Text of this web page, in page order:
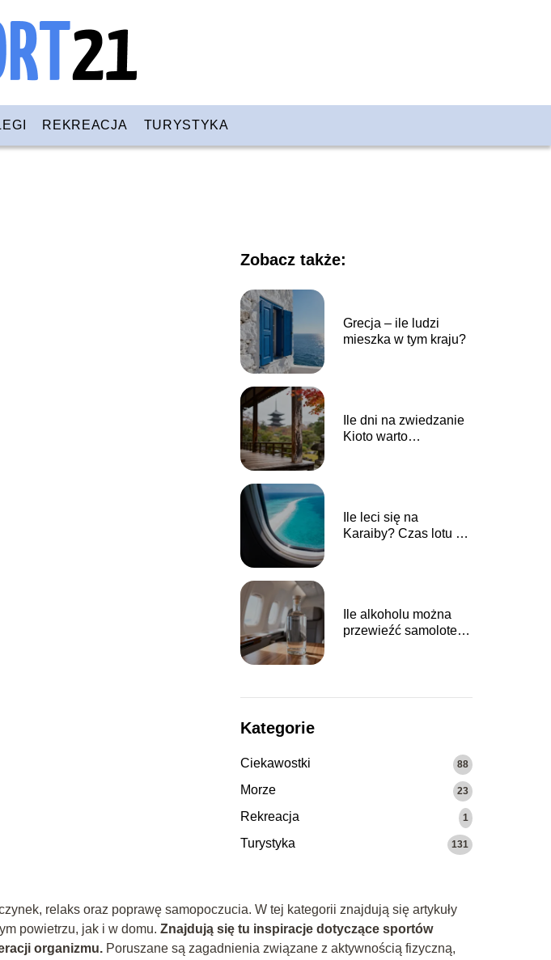
REKREACJA TURYSTYKA
Zobacz także:
Grecja – ile ludzi
mieszka w tym kraju?
Ile dni na zwiedzanie
Kioto warto
Ile leci się na
Karaiby? Czas lotu z
Ile alkoholu można
przewieźć samolotem
Kategorie
Ciekawostki 88
Morze 23
Rekreacja 1
Turystyka 131
relaks oraz poprawę samopoczucia. W tej kategorii znajdują się artykuły
powietrzu, jak i w domu. Znajdują się tu inspiracje dotyczące sportów
organizmu. Poruszane są zagadnienia związane z aktywnością fizyczną,